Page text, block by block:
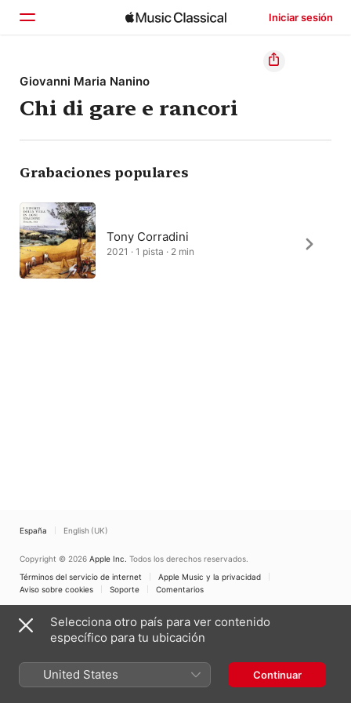
Iniciar sesión
Inicio
Explorar
Buscar
Giovanni Maria Nanino
Chi di gare e rancori
Grabaciones populares
Tony Corradini
2021 · 1 pista · 2 min
España English (UK)
Copyright © 2026 Apple Inc. Todos los derechos reservados.
Términos del servicio de internet
Apple Music y la privacidad
Aviso sobre cookies
Soporte Comentarios
Selecciona otro país para ver contenido
específico para tu ubicación
United States Continuar